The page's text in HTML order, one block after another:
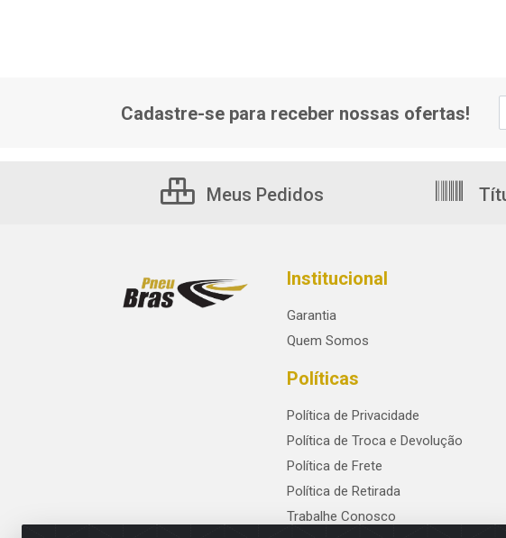
Cadastre-se para receber nossas ofertas!
Meus Pedidos
Institucional
Garantia
Quem Somos
Políticas
Política de Privacidade
Política de Troca e Devolução
Política de Frete
Política de Retirada
Trabalhe Conosco